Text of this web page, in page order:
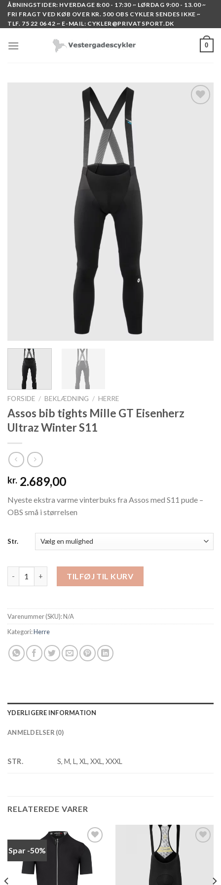
Skip
content
ÅBNINGSTIDER: HVERDAGE 8:00 - 17:30 ~ LØRDAG 9:00 - 13.00 ~
FRI FRAGT VED KØB OVER KR. 500 OBS CYKLER SENDES IKKE ~
TLF. 75 22 06 42 ~ E-MAIL: CYKLER@PRIVATSPORT.DK
0
FORSIDE / BEKLÆDNING / HERRE
Assos bib tights Mille GT Eisenherz
Ultraz Winter S11
kr. 2.689,00
Nyeste ekstra varme vinterbuks fra Assos med S11 pude –
OBS små i størrelsen
Str.
TILFØJ TIL KURV
Varenummer (SKU):N/A
Kategori:Herre
YDERLIGERE INFORMATION
ANMELDELSER (0)
STR. S, M, L, XL, XXL, XXXL
RELATEREDE VARER
Spar -50%
Add to
wishlist